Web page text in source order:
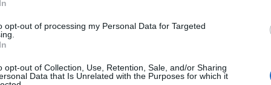
opt-out of processing my Personal Data for Targeted
opt-out of Collection, Use, Retention, Sale, and/or Sharing
Data that Is Unrelated with the Purposes for which it
erőssége az emberek közötti
– folytatta a tudós.
volt azonban az egyetlen kutató, aki hasonló